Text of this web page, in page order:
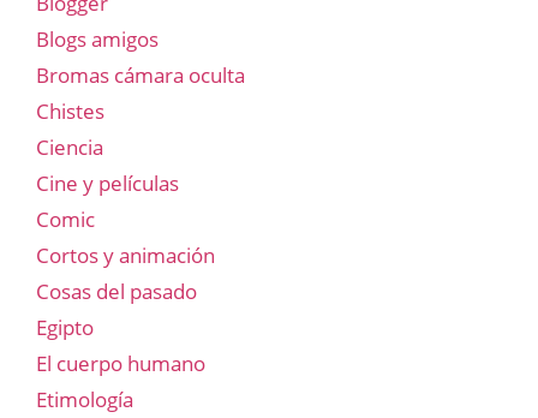
Blogs amigos
Bromas cámara oculta
Chistes
Ciencia
Cine y películas
Comic
Cortos y animación
Cosas del pasado
Egipto
El cuerpo humano
Etimología